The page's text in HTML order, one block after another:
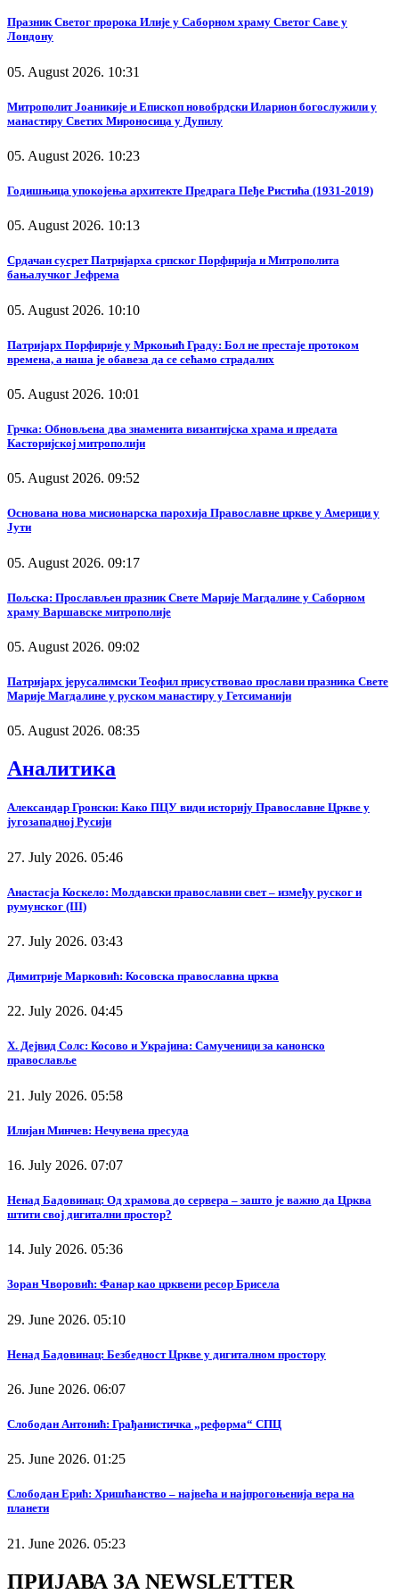
Празник Светог пророка Илије у Саборном храму Светог Саве у
Лондону
05. August 2026. 10:31
Митрополит Јоаникије и Епископ новобрдски Иларион богослужили у
манастиру Светих Мироносица у Дупилу
05. August 2026. 10:23
Годишњица упокојења архитекте Предрага Пеђе Ристића (1931-2019)
05. August 2026. 10:13
Срдачан сусрет Патријарха српског Порфирија и Митрополита
бањалучког Јефрема
05. August 2026. 10:10
Патријарх Порфирије у Мркоњић Граду: Бол не престаје протоком
времена, а наша је обавеза да се сећамо страдалих
05. August 2026. 10:01
Грчка: Обновљена два знаменита византијска храма и предата
Касторијској митрополији
05. August 2026. 09:52
Основана нова мисионарска парохија Православне цркве у Америци у
Јути
05. August 2026. 09:17
Пољска: Прослављен празник Свете Марије Магдалине у Саборном
храму Варшавске митрополије
05. August 2026. 09:02
Патријарх јерусалимски Теофил присуствовао прослави празника Свете
Марије Магдалине у руском манастиру у Гетсиманији
05. August 2026. 08:35
Аналитика
Александар Гронски: Како ПЦУ види историју Православне Цркве у
југозападној Русији
27. July 2026. 05:46
Анастасја Коскело: Молдавски православни свет – између руског и
румунског (III)
27. July 2026. 03:43
Димитрије Марковић: Косовска православна црква
22. July 2026. 04:45
Х. Дејвид Солс: Косово и Украјина: Самученици за канонско
православље
21. July 2026. 05:58
Илијан Минчев: Нечувена пресуда
16. July 2026. 07:07
Ненад Бадовинац: Од храмова до сервера – зашто је важно да Црква
штити свој дигитални простор?
14. July 2026. 05:36
Зоран Чворовић: Фанар као црквени ресор Брисела
29. June 2026. 05:10
Ненад Бадовинац: Безбедност Цркве у дигиталном простору
26. June 2026. 06:07
Слободан Антонић: Грађанистичка „реформа“ СПЦ
25. June 2026. 01:25
Слободан Ерић: Хришћанство – највећа и најпрогоњенија вера на
планети
21. June 2026. 05:23
ПРИЈАВА ЗА NEWSLETTER